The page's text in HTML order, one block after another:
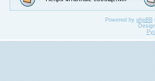
Powered by phpBB